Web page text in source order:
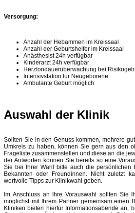
Versorgung:
Anzahl der Hebammen im Kreissaal
Anzahl der Geburtshelfer im Kreissaal
Anästhesist 24h verfügbar
Kinderarzt 24h verfügbar
Herztondauerüberwachung bei
Intensivstation für Neugeborene
Ambulante Geburt möglich
Auswahl der Klinik
Sollten Sie in den Genuss kommen, mehrere
Umkreis zu haben, können Sie gern aus den
Frageliste zusammenstellen und diese an die
der Antworten können Sie bereits so eine
Sie bei Ihrer Wahl bitte auch die persönlichen
Bekannten oder Freundinnen. Nicht zuletzt
wertvolle Tipps zur Klinikwahl geben.
Im Anschluss an Ihre Vorauswahl sollten Sie
möglichst mit Ihrem Partner gemeinsam einen
Kliniken bieten hierfür Informationsabende an,